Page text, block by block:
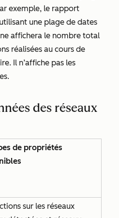
exemple, le rapport
utilisant une plage de dates
affichera le nombre total
réalisées au cours de
Il n’affiche pas les
des réseaux
de propriétés
sur les réseaux